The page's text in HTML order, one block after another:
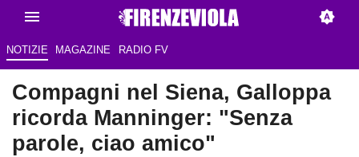
NOTIZIE MAGAZINE RADIO FV
Compagni nel Siena, Galloppa
ricorda Manninger: "Senza
parole, ciao amico"